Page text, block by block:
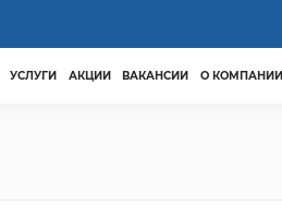
УСЛУГИ АКЦИИ ВАКАНСИИ О КОМПАНИИ